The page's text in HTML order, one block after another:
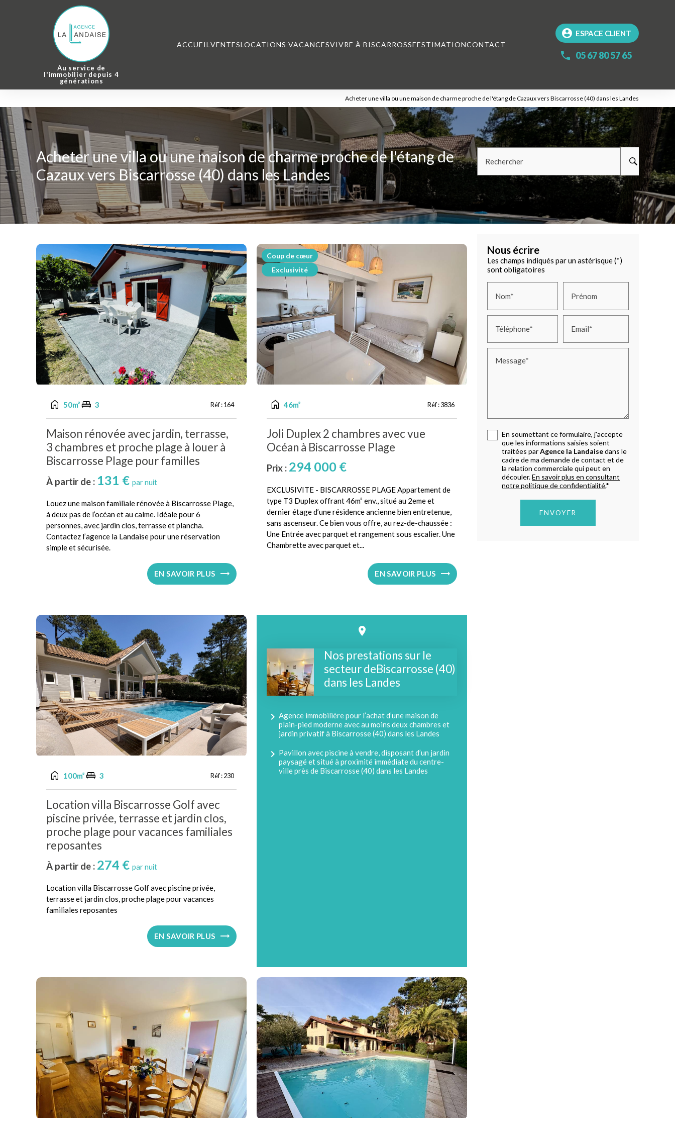
Au service de
l'immobilier depuis 4
générations
ACCUEIL VENTESLOCATIONS VACANCESVIVRE À BISCARROSSEESTIMATIONCONTACT
account_circle ESPACE CLIENT
05 67 80 57 65
Acheter une villa ou une maison de charme proche de l'étang de Cazaux vers Biscarrosse (40) dans les Landes
Acheter une villa ou une maison de charme proche de l'étang de
Cazaux vers Biscarrosse (40) dans les Landes
Rechercher
home 50m²king_bed 3 Réf :164
Maison rénovée avec jardin, terrasse,
3 chambres et proche plage à louer à
Biscarrosse Plage pour familles
À partir de : 131 € par nuit
Louez une maison familiale rénovée à Biscarrosse Plage,
à deux pas de l’océan et au calme. Idéale pour 6
personnes, avec jardin clos, terrasse et plancha.
Contactez l’agence la Landaise pour une réservation
simple et sécurisée.
EN SAVOIR PLUS
Coup de cœur
Exclusivité
home 46m² Réf :3836
Joli Duplex 2 chambres avec vue
Océan à Biscarrosse Plage
Prix : 294 000 €
EXCLUSIVITE - BISCARROSSE PLAGE Appartement de
type T3 Duplex offrant 46m² env., situé au 2eme et
dernier étage d’une résidence ancienne bien entretenue,
sans ascenseur. Ce bien vous offre, au rez-de-chaussée :
Une Entrée avec parquet et rangement sous escalier. Une
Chambrette avec parquet et...
EN SAVOIR PLUS
home 100m²king_bed 3 Réf :230
Location villa Biscarrosse Golf avec
piscine privée, terrasse et jardin clos,
proche plage pour vacances familiales
reposantes
À partir de : 274 € par nuit
Location villa Biscarrosse Golf avec piscine privée,
terrasse et jardin clos, proche plage pour vacances
familiales reposantes
EN SAVOIR PLUS
place
Nos prestations sur le
secteur deBiscarrosse (40)
dans les Landes
navigate_nextAgence immobilière pour l’achat d’une maison de
plain-pied moderne avec au moins deux chambres et
jardin privatif à Biscarrosse (40) dans les Landes
navigate_next Pavillon avec piscine à vendre, disposant d’un jardin
paysagé et situé à proximité immédiate du centre-
ville près de Biscarrosse (40) dans les Landes
Nous écrire
Les champs indiqués par un astérisque (*)
sont obligatoires
Nom* Prénom
Téléphone* Email*
Message*
En soumettant ce formulaire, j'accepte
que les informations saisies soient
traitées parAgence la Landaisedans le
cadre de ma demande de contact et de
la relation commerciale qui peut en
découler.En savoir plus en consultant
notre politique de confidentialité.*
Panneau de gestion des cookies